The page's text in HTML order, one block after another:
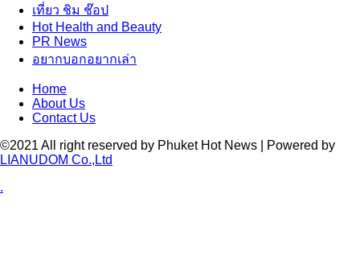
เที่ยว ชิม ช๊อป
HotHealth and Beauty
PR News
อยากบอกอยากเล่า
Home
About Us
Contact Us
©2021 All right reserved by Phuket Hot News | Powered by
LIANUDOM Co.,Ltd
.